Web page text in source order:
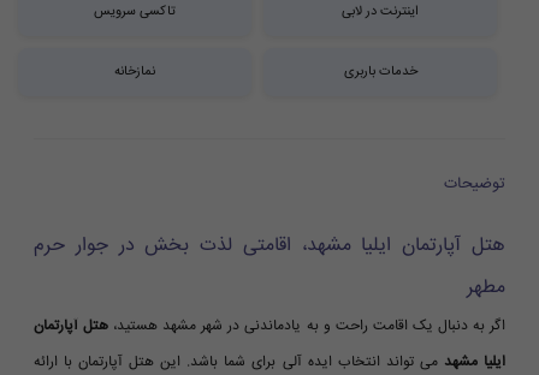
اینترنت در لابی تاکسی سرویس
خدمات باربری نمازخانه
توضیحات
هتل آپارتمان ایلیا مشهد، اقامتی لذت بخش در جوار حرم
مطهر
اگر به دنبال یک اقامت راحت و به یادماندنی در شهر مشهد هستید، هتل آپارتمان
ایلیا مشهد می تواند انتخاب ایده آلی برای شما باشد. این هتل آپارتمان با ارائه